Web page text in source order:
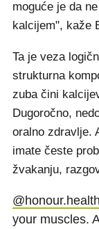
moguće je da
kalcijem", kaže
Ta je veza
strukturna
zuba čini
Dugoročno,
oralno zdravlje.
imate česte
žvakanju,
@honour.health
your muscles.